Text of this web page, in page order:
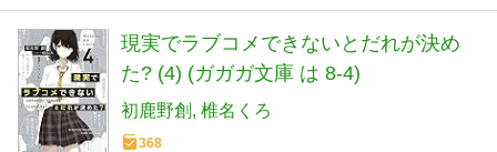
現実でラブコメできないとだれが決め
た? (4) (ガガガ文庫 は 8-4)
初鹿野創 椎名くろ
368